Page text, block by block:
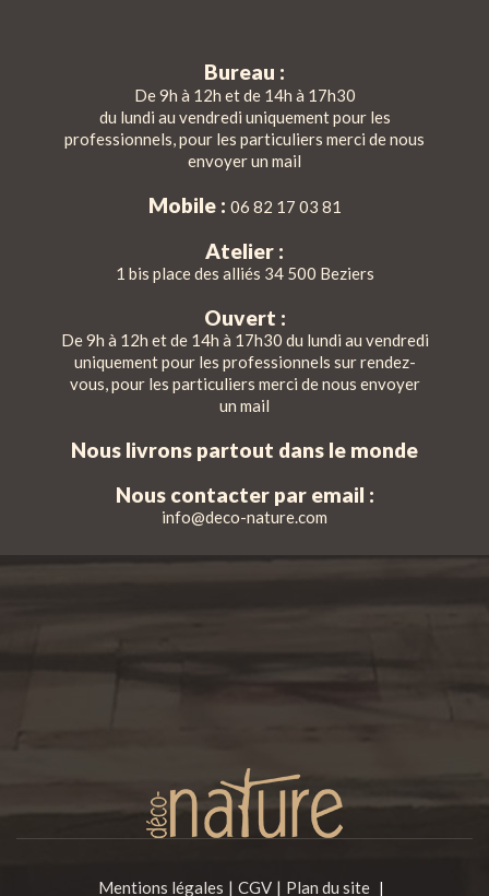
Bureau :
De 9h à 12h et de 14h à 17h30
du lundi au vendredi uniquement pour les
professionnels, pour les particuliers merci de nous
envoyer un mail
Mobile : 06 82 17 03 81
Atelier :
1 bis place des alliés 34 500 Beziers
Ouvert :
De 9h à 12h et de 14h à 17h30 du lundi au vendredi
uniquement pour les professionnels sur rendez-
vous, pour les particuliers merci de nous envoyer
un mail
Nous livrons partout dans le monde
Nous contacter par email :
info@deco-nature.com
Mentions légales CGV Plan du site |